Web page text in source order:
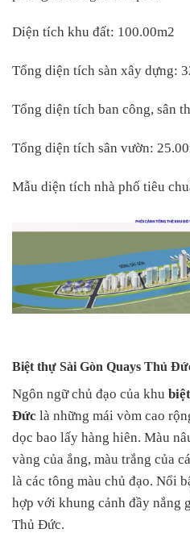
Diện tích khu đất: 100.00m2
Tổng diện tích sàn xây dựng:
Tổng diện tích ban công, sân
Tổng diện tích sân vườn:
Mẫu diện tích nhà phố tiêu
Biệt thự Sài Gòn Quays Thủ
Ngôn ngữ chủ đạo của khu
Đức là những mái vòm cao
dọc bao lấy hàng hiên. Màu
vàng của ắng, màu trắng của
là các tông màu chủ đạo. Nổi
hợp với khung cảnh đầy nắng
Thủ Đức.